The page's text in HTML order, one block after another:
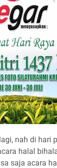
nah di hari
halal
saja acara